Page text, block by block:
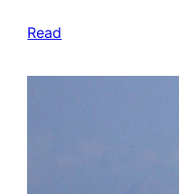
Read